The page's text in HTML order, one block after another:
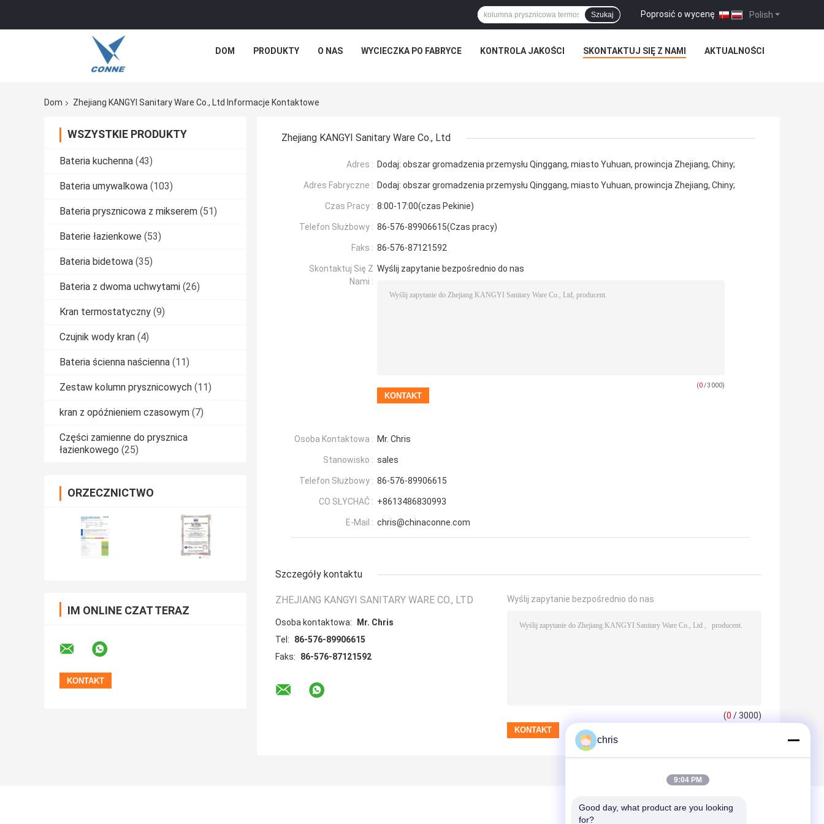
Polish
Poprosić o wycenę |
Szukaj
DOM PRODUKTY O NAS WYCIECZKA PO FABRYCE KONTROLA JAKOŚCI SKONTAKTUJ SIĘ Z NAMI AKTUALNOŚCI
Dom Zhejiang KANGYI Sanitary Ware Co., Ltd Informacje Kontaktowe
WSZYSTKIE PRODUKTY
Bateria kuchenna (43)
Bateria umywalkowa (103)
Bateria prysznicowa z mikserem (51)
Baterie łazienkowe (53)
Bateria bidetowa (35)
Bateria z dwoma uchwytami (26)
Kran termostatyczny (9)
Czujnik wody kran (4)
Bateria ścienna naścienna (11)
Zestaw kolumn prysznicowych (11)
kran z opóźnieniem czasowym (7)
Części zamienne do prysznica
łazienkowego (25)
ORZECZNICTWO
IM ONLINE CZAT TERAZ
Zhejiang KANGYI Sanitary Ware Co., Ltd
Adres : Dodaj: obszar gromadzenia przemysłu Qinggang, miasto Yuhuan, prowincja Zhejiang, Chiny;
Adres Fabryczne : Dodaj: obszar gromadzenia przemysłu Qinggang, miasto Yuhuan, prowincja Zhejiang, Chiny;
Czas Pracy : 8:00-17:00(czas Pekinie)
Telefon Służbowy : 86-576-89906615(Czas pracy)
Faks : 86-576-87121592
Skontaktuj Się Z
Nami :
Wyślij zapytanie bezpośrednio do nas
(0/ 3000)
Osoba Kontaktowa : Mr. Chris
Stanowisko : sales
Telefon Służbowy : 86-576-89906615
CO SŁYCHAĆ : +8613486830993
E-Mail : chris@chinaconne.com
Szczegóły kontaktu
ZHEJIANG KANGYI SANITARY WARE CO., LTD
Osoba kontaktowa:
Mr. Chris
Tel:
86-576-89906615
Faks:
86-576-87121592
Wyślij zapytanie bezpośrednio do nas
(0 / 3000)
chris
9:04 PM
Good day, what product are you looking
for?